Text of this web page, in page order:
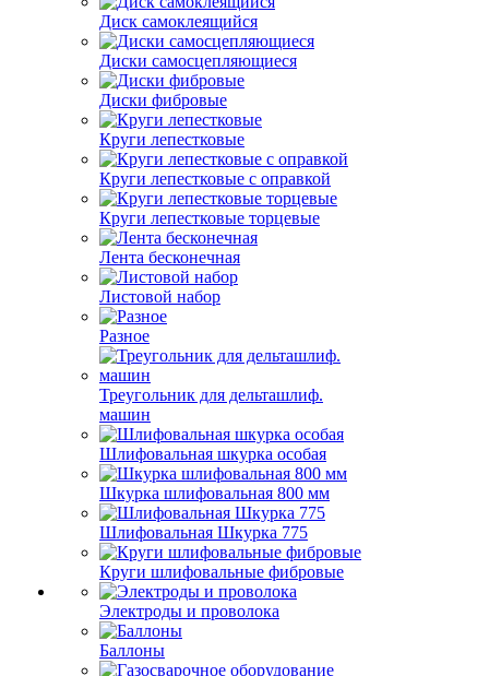
Диск самоклеящийся
Диски самосцепляющиеся
Диски фибровые
Круги лепестковые
Круги лепестковые с оправкой
Круги лепестковые торцевые
Лента бесконечная
Листовой набор
Разное
Треугольник для дельташлиф.
машин
Шлифовальная шкурка особая
Шкурка шлифовальная 800 мм
Шлифовальная Шкурка 775
Круги шлифовальные фибровые
Электроды и проволока
Баллоны